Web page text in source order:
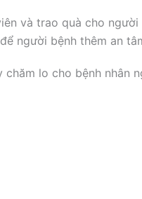
và trao quà cho
người bệnh thêm an
lo cho bệnh nhân